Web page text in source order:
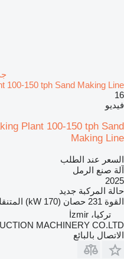
100-150 tph Sand Making Line
16
فيديو
Plant 100-150 tph Sand
Making Line
السعر عند الطلب
آلة صنع الرمل
2025
حالة المركبة جديد
القوة 231 حصان (170 kW)
تركيا، İzmir
MACHINERY CO.LTD.
الاتصال بالبائع